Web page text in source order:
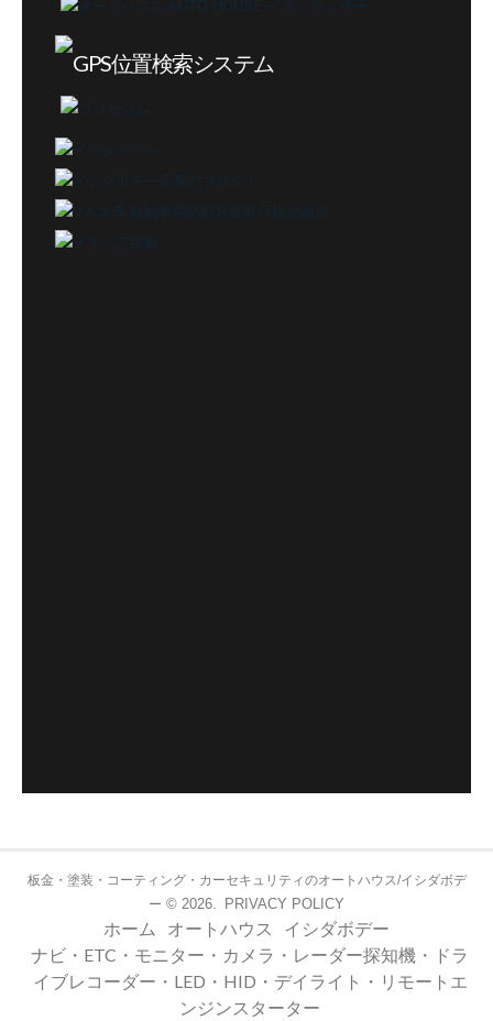
板金・塗装・コーティング・カーセキュリティのオートハウス/イシダボデ
ー © 2026. PRIVACY POLICY
ホーム オートハウス
イシダボデー
ナビ・ETC・モニター・カメラ・レーダー探知機・ドラ
イブレコーダー・LED・HID・デイライト・リモートエ
ンジンスターター